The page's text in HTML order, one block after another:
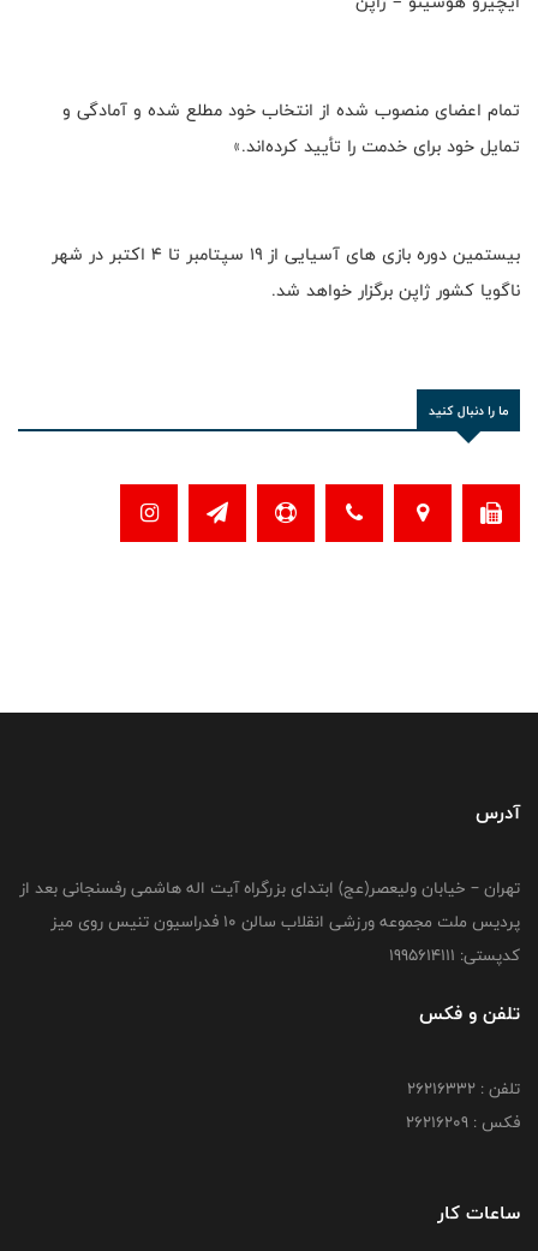
تمام اعضای منصوب شده از انتخاب خود مطلع شده و آمادگی و
تمایل خود برای خدمت را تأیید کرده‌اند.»
بیستمین دوره بازی های آسیایی از ۱۹ سپتامبر تا ۴ اکتبر در شهر
ناگویا کشور ژاپن برگزار خواهد شد.
ما را دنبال کنید
آدرس
تهران – خیابان ولیعصر(عج) ابتدای بزرگراه آیت اله هاشمی رفسنجانی بعد از
پردیس ملت مجموعه ورزشی انقلاب سالن 10 فدراسیون تنیس روی میز
کدپستی: 1995614111
تلفن و فکس
تلفن : 26216332
فکس : 26216209
ساعات کار